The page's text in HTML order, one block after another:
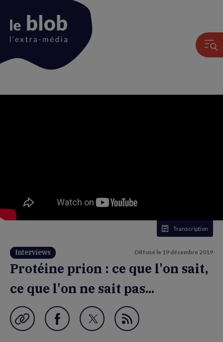
Transcription
Interviews Diffusé le 19 décembre 2019
Protéine prion : ce que l'on sait,
ce que l'on ne sait pas...
Garder en favori
Partager PartagerFlux